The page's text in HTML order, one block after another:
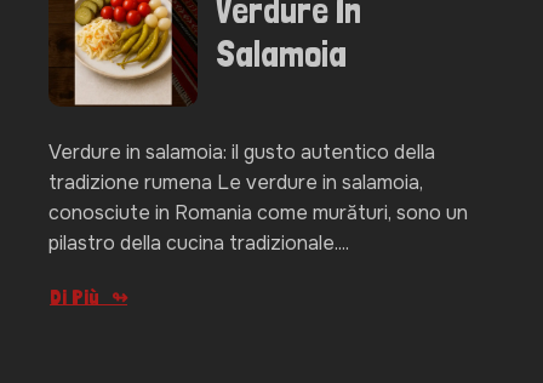
Verdure In
Salamoia
Verdure in salamoia: il gusto autentico della
tradizione rumena Le verdure in salamoia,
conosciute in Romania come murături, sono un
pilastro della cucina tradizionale....
Di Più